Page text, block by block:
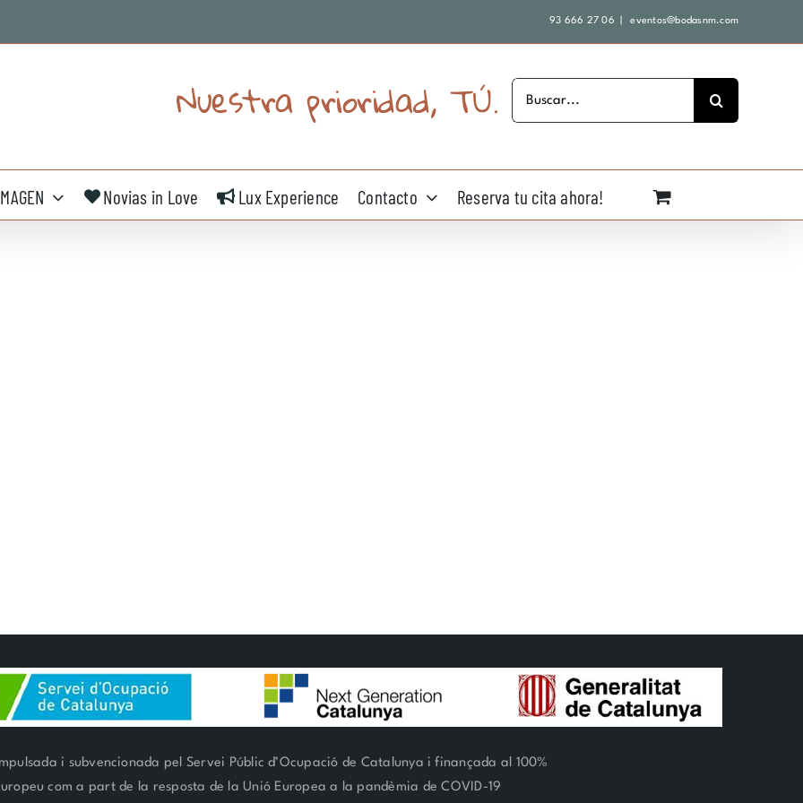
93 666 27 06 eventos@bodasnm.com
Nuestra prioridad, TÚ.
Novias in Love Lux Experience Contacto Reserva tu cita ahora!
i subvencionada pel Servei Públic d’Ocupació de Catalunya i finançada al 100%
com a part de la resposta de la Unió Europea a la pandèmia de COVID-19